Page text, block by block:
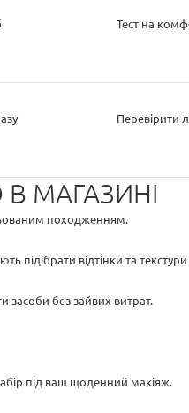
Тест на
Перевірити
МАГАЗИНІ
походженням.
відтінки та текстури
засоби без зайвих витрат.
під ваш щоденний макіяж.